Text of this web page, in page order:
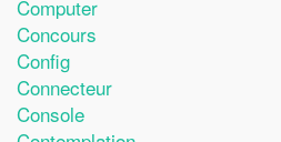
Computer
Concours
Config
Connecteur
Console